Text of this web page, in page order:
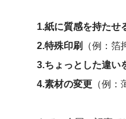
1.紙に質感を持たせ
2.特殊印刷
（例：箔
3.ちょっとした違い
4.素材の変更 （例